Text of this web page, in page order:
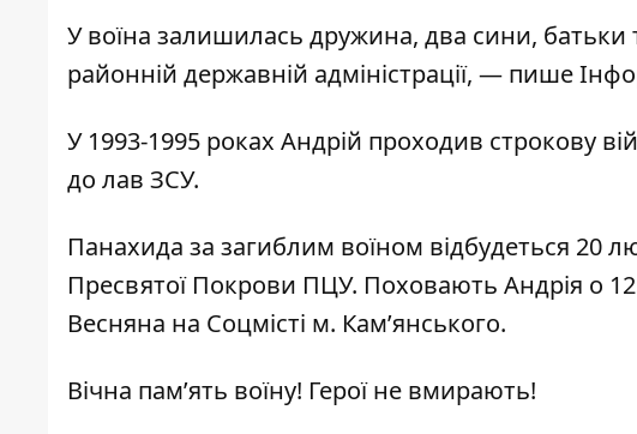
У воїна залишилась дружина, два сини, батьки
районній державній адміністрації, — пише
У 1993-1995 роках Андрій проходив строкову
до лав ЗСУ.
Панахида за загиблим воїном відбудеться 20
Пресвятої Покрови ПЦУ. Поховають Андрія о
Весняна на Соцмісті м. Кам’янського.
Вічна пам’ять воїну! Герої не вмирають!